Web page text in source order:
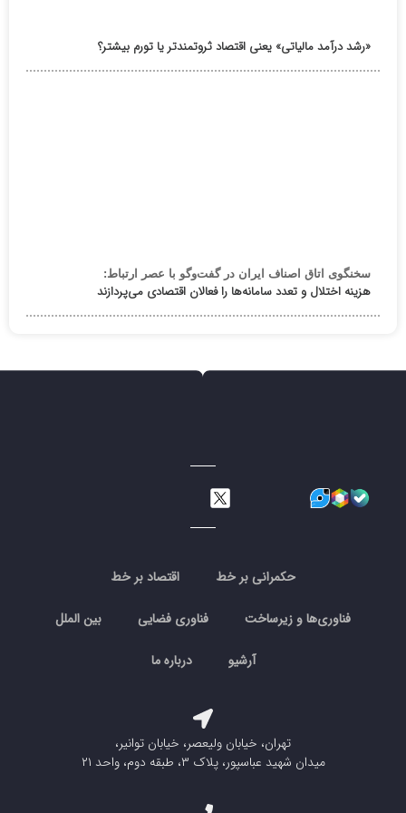
«رشد درآمد مالیاتی» یعنی اقتصاد ثروتمندتر یا تورم بیشتر؟
سخنگوی اتاق اصناف ایران در گفت‌وگو با عصر ارتباط:
هزینه اختلال و تعدد سامانه‌ها را فعالان اقتصادی می‌پردازند
حکمرانی بر خط اقتصاد بر خط
فناوری‌ها و زیرساخت فناوری فضایی بین الملل
آرشیو درباره ما
تهران، خیابان ولیعصر، خیابان توانیر،
میدان شهید عباسپور، پلاک ۳، طبقه دوم، واحد ۲۱